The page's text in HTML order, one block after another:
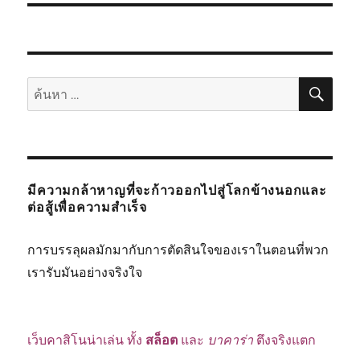
ค้นหา: ค้น
มีความกล้าหาญที่จะก้าวออกไปสู่โลกข้างนอกและ
ต่อสู้เพื่อความสำเร็จ
การบรรลุผลมักมากับการตัดสินใจของเราในตอนที่พวก
เรารับมันอย่างจริงใจ
เว็บคาสิโนน่าเล่น ทั้ง สล็อต และ บาคาร่า ตึงจริงแตก